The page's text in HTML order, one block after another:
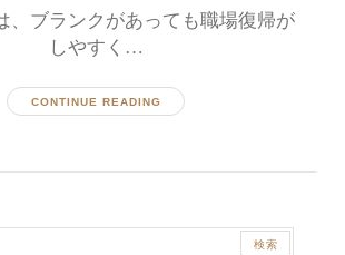
、ブランクがあっても職場復帰が
しやすく…
CONTINUE READING